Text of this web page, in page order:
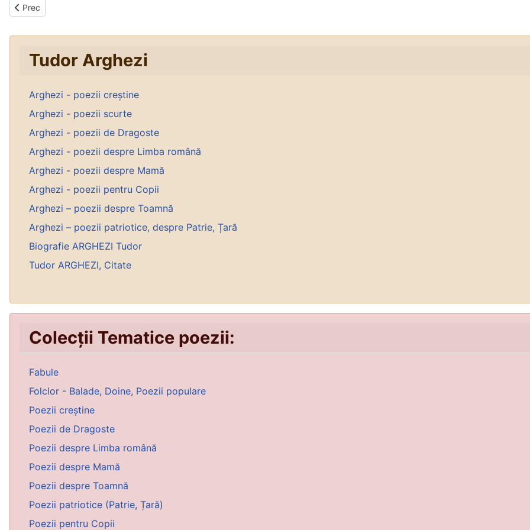
Articol precedent: Sus
Prec
Tudor Arghezi
Arghezi - poezii creștine
Arghezi - poezii scurte
Arghezi - poezii de Dragoste
Arghezi - poezii despre Limba română
Arghezi - poezii despre Mamă
Arghezi - poezii pentru Copii
Arghezi – poezii despre Toamnă
Arghezi – poezii patriotice, despre Patrie, Țară
Biografie ARGHEZI Tudor
Tudor ARGHEZI, Citate
Colecții Tematice poezii:
Fabule
Folclor - Balade, Doine, Poezii populare
Poezii creștine
Poezii de Dragoste
Poezii despre Limba română
Poezii despre Mamă
Poezii despre Toamnă
Poezii patriotice (Patrie, Țară)
Poezii pentru Copii